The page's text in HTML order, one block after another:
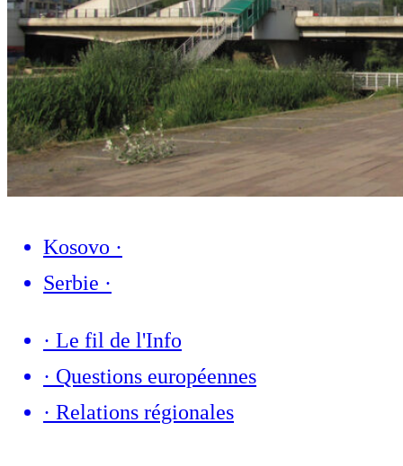
Kosovo ·
Serbie ·
· Le fil de l'Info
· Questions européennes
· Relations régionales